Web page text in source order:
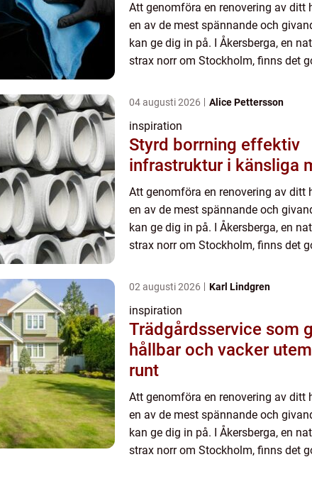
Att genomföra en renovering av ditt
en av de mest spännande och
kan ge dig in på. I Åkersberga, en
strax norr om Stockholm, finns det
04 augusti 2026 Alice Pettersson
inspiration
Styrd borrning effektiv
infrastruktur i känsliga
Att genomföra en renovering av ditt
en av de mest spännande och
kan ge dig in på. I Åkersberga, en
strax norr om Stockholm, finns det
02 augusti 2026 Karl Lindgren
inspiration
Trädgårdsservice som
hållbar och vacker
runt
Att genomföra en renovering av ditt
en av de mest spännande och
kan ge dig in på. I Åkersberga, en
strax norr om Stockholm, finns det